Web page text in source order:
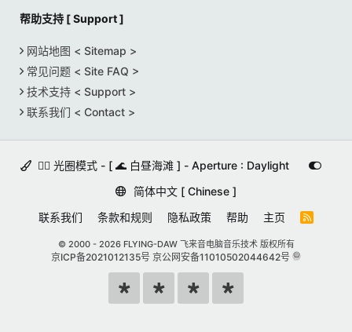
帮助支持 [ Support ]
网站地图 < Sitemap >
常见问题 < Site FAQ >
技术支持 < Support >
联系我们 < Contact >
🚵‍♀️ 光圈模式 - [ 🌊 白昼海滩 ] - Aperture : Daylight
简体中文 [ Chinese ]
联系我们
条款和规则 隐私政策 帮助 主页
R
© 2000 - 2026 FLYING-DAW 飞来音电脑音乐技术 版权所有
京ICP备2021012135号 京公网安备11010502044642号